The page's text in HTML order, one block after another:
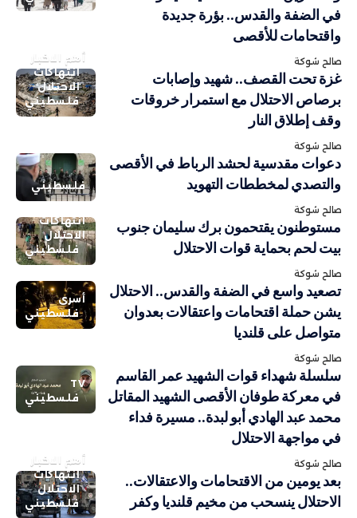
في الضفة والقدس.. بؤرة جديدة
واقتحامات للأقصى
صالح شوكة
أهم الاخبار
انتهاكات
الاحتلال
فلسطيني
غزة تحت القصف.. شهيد وإصابات
برصاص الاحتلال مع استمرار خروقات
وقف إطلاق النار
صالح شوكة
فلسطيني
دعوات مقدسية لحشد الرباط في الأقصى
والتصدي لمخططات التهويد
صالح شوكة
انتهاكات
الاحتلال
فلسطيني
مستوطنون يقتحمون برك سليمان جنوب
بيت لحم بحماية قوات الاحتلال
صالح شوكة
أسرى
فلسطيني
تصعيد واسع في الضفة والقدس.. الاحتلال
يشن حملة اقتحامات واعتقالات بعدوان
متواصل على قلنديا
صالح شوكة
TV
فلسطيني
سلسلة شهداء قوات الشهيد عمر القاسم
في معركة طوفان الأقصى الشهيد المقاتل
محمد عبد الهادي أبو لبدة.. مسيرة فداء
في مواجهة الاحتلال
صالح شوكة
أهم الاخبار
انتهاكات
الاحتلال
فلسطيني
بعد يومين من الاقتحامات والاعتقالات..
الاحتلال ينسحب من مخيم قلنديا وكفر